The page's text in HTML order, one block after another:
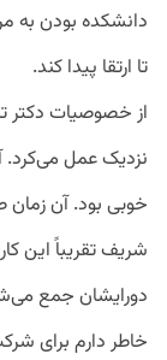
دانشکده بودن به
تا ارتقا پیدا کند.
از خصوصیات دکتر
نزدیک عمل می‌کرد.
خوبی بود. آن زمان
شریف تقریباً این
دور‌ایشان جمع
خاطر دارم برای